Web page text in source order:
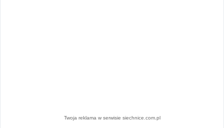
Twoja reklama w serwisie siechnice.com.pl